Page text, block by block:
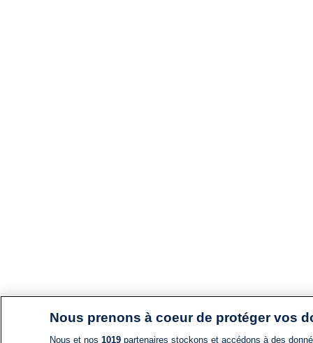
Nous prenons à coeur de protéger vos
Nous et nos 1019partenaires stockons et accédons à des